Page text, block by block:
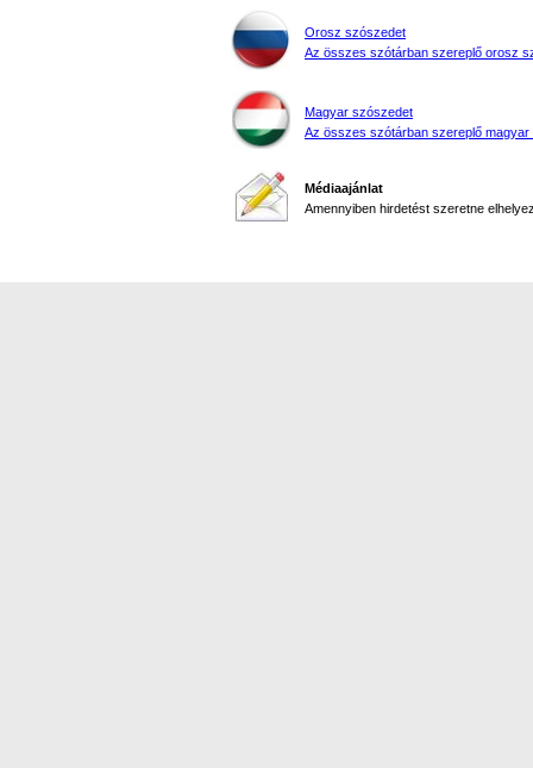
Orosz szószedet
Az összes szótárban szereplő orosz
Magyar szószedet
Az összes szótárban szereplő magyar
Médiaajánlat
Amennyiben hirdetést szeretne